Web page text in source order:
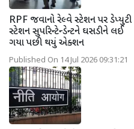
RPF જવાનો રેલ્વે સ્ટેશન પર ડેપ્યુટી
સ્ટેશન સુપરિન્ટેન્ડેન્ટને ઘસડીને લઈ
ગયા પછી થયું એક્શન
Published On 14 Jul 2026 09:31:21